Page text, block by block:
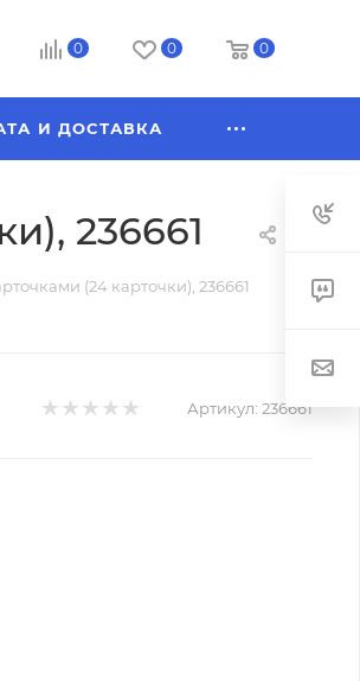
0 0 0
И ДОСТАВКА
236661
(24 карточки), 236661
Артикул: 236661